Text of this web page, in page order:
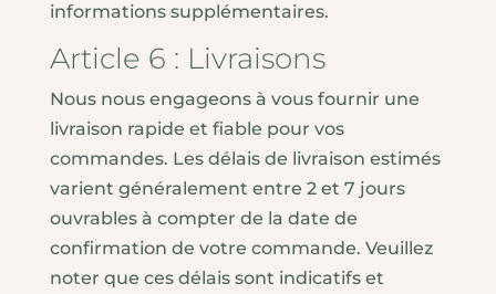
informations supplémentaires.
Article 6 : Livraisons
Nous nous engageons à vous fournir une
livraison rapide et fiable pour vos
commandes. Les délais de livraison estimés
varient généralement entre 2 et 7 jours
ouvrables à compter de la date de
confirmation de votre commande. Veuillez
noter que ces délais sont indicatifs et